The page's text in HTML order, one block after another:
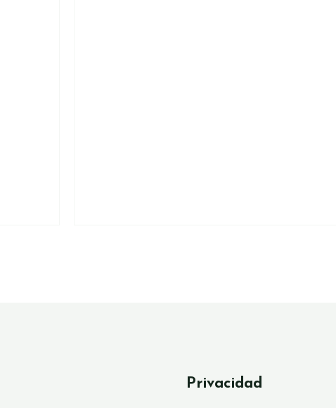
Privacidad